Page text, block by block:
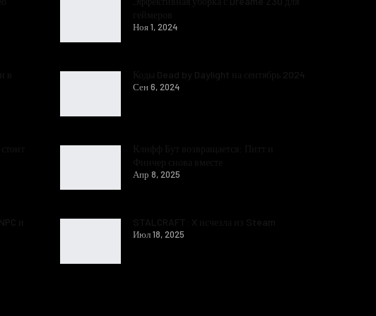
Ноя 1, 2024
Сен 6, 2024
Апр 8, 2025
Июл 18, 2025